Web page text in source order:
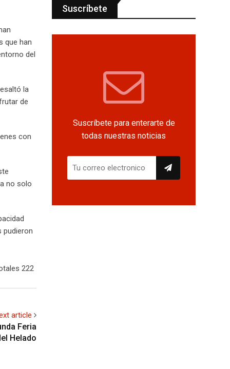
que han
del
la
de
con
no solo
pudieron
222
article
Feria
Helado
Suscríbete
Suscríbete para enterarte de
todas nuestras noticias